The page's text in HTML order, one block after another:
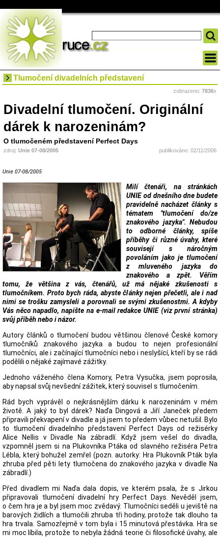
Tlumočení divadelních představení
zobrazeno: 7836x
Divadelní tlumočení. Originální
dárek k narozeninám?
O tlumočeném představení Perfect Days
zdroj: Unie 07-08/2005 publikováno: 02/11/2006
Unie 07-08/2005
Milí čtenáři, na stránkách
UNIE od dnešního dne budete
pravidelně nacházet články s
tématem "tlumočení do/ze
znakového jazyka". Nebudou
to odborné články, spíše
příběhy či různé úvahy, které
souvisejí s náročným
povoláním jako je tlumočení
z mluveného jazyka do
znakového a zpět. Věřím
tomu, že většina z vás, čtenářů, už má nějaké zkušenosti s
tlumočníkem. Proto bych ráda, abyste články nejen přečetli, ale i nad
nimi se trošku zamysleli a porovnali se svými zkušenostmi. A kdyby
Vás něco napadlo, napište na e-mail redakce UNIE (viz první stránka)
svůj příběh nebo i názor.
Autory článků o tlumočení budou většinou členové České komory
tlumočníků znakového jazyka a budou to nejen profesionální
tlumočníci, ale i začínající tlumočníci nebo i neslyšící, kteří by se rádi
podělili o nějaké zajímavé zážitky.
Jednoho váženého člena Komory, Petra Vysučka, jsem poprosila,
aby napsal svůj nevšední zážitek, který souvisel s tlumočením.
Rád bych vyprávěl o nejkrásnějším dárku k narozeninám v mém
životě. A jaký to byl dárek? Naďa Dingová a Jiří Janeček předem
připravili překvapení v divadle a já jsem to předem vůbec netušil. Bylo
to tlumočení divadelního představení Perfect Days od režisérky
Alice Nellis v Divadle Na zábradlí. Když jsem vešel do divadla,
vzpomněl jsem si na Plukovníka Ptáka od slavného režiséra Petra
Lébla, který bohužel zemřel (pozn. autorky: Hra Plukovník Pták byla
zhruba před pěti lety tlumočena do znakového jazyka v divadle Na
zábradlí.)
Před divadlem mi Naďa dala dopis, ve kterém psala, že s Jirkou
připravovali tlumočení divadelní hry Perfect Days. Nevěděl jsem,
o čem hra je a byl jsem moc zvědavý. Tlumočníci seděli u jeviště na
barových židlích a tlumočili zhruba tři hodiny, protože tak dlouho ta
hra trvala. Samozřejmě v tom byla i 15 minutová přestávka. Hra se
mi moc líbila, protože to nebyla žádná teorie či filosofické úvahy, ale